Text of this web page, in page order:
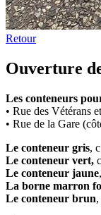
Retour
Ouverture
Les conteneurs
• Rue des Vétérans
• Rue de la Gare
Le conteneur gris,
Le conteneur vert,
Le conteneur jaune
La borne marron
Le conteneur brun